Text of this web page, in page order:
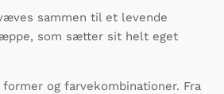
sammen til et levende
som sætter sit helt eget
og farvekombinationer. Fra